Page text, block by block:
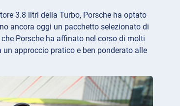
3.8 litri della Turbo, Porsche ha optato
ancora oggi un pacchetto selezionato di
Porsche ha affinato nel corso di molti
approccio pratico e ben ponderato alle